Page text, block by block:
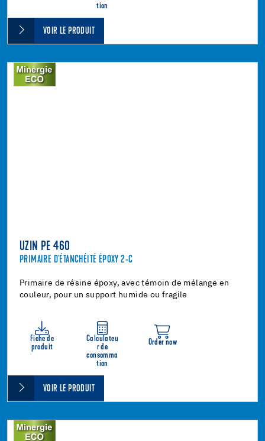
tion
VOIR LE PRODUIT
UZIN PE 460
PRIMAIRE D'ÉTANCHÉITÉ ÉPOXY 2-C
Primaire de résine époxy, avec témoin de mélange en
couleur, pour un support humide ou fragile
Fiche de
produit
Calculateu
r de
consomma
tion
Order now
VOIR LE PRODUIT